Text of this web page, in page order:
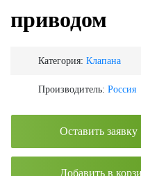
приводом
Категория: Клапана
Производитель: Россия
Оставить заявку
Добавить в